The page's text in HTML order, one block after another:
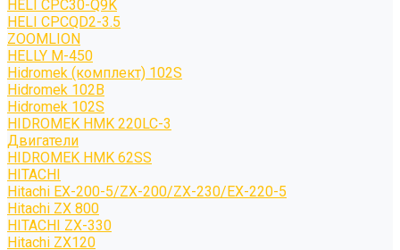
HELI CPC30-Q9K
HELI CPCQD2-3.5
ZOOMLION
HELLY M-450
Hidromek (комплект) 102S
Hidromek 102B
Hidromek 102S
HIDROMEK HMK 220LC-3
Двигатели
HIDROMEK HMK 62SS
HITACHI
Hitachi EX-200-5/ZX-200/ZX-230/EX-220-5
Hitachi ZX 800
HITACHI ZX-330
Hitachi ZX120